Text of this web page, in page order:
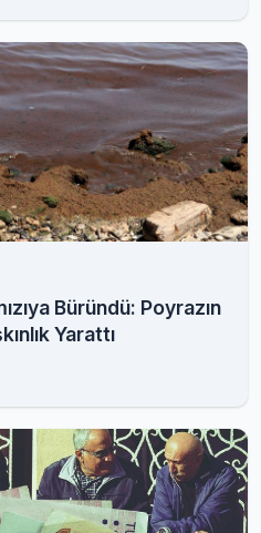
Büründü: Poyrazın
Yarattı